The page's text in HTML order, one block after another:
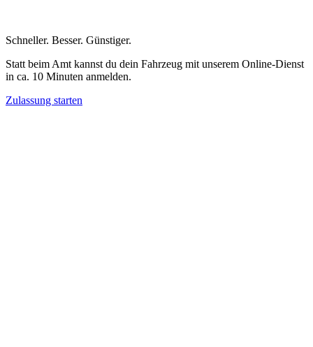
Schneller. Besser. Günstiger.
Statt beim Amt kannst du dein Fahrzeug mit unserem Online-Dienst
in ca. 10 Minuten anmelden.
Zulassung starten